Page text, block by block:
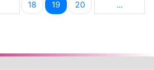
intermedias Use TAB para
Página
18 Página
19 Página
20 ...Páginas